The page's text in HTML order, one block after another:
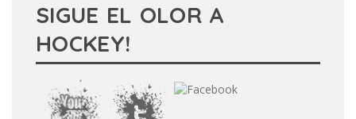
SIGUE EL OLOR A
HOCKEY!